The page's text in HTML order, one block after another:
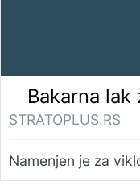
Bakarna lak žica za
STRATOPLUS.RS
Namenjen je za